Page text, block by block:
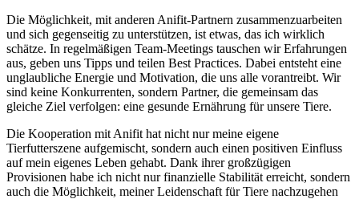
Die Möglichkeit, mit anderen Anifit-Partnern zusammenzuarbeiten
und sich gegenseitig zu unterstützen, ist etwas, das ich ‍wirklich
schätze. In regelmäßigen Team-Meetings tauschen wir Erfahrungen
aus, geben uns Tipps und teilen Best Practices. Dabei entsteht eine
unglaubliche Energie⁣ und Motivation, ‌die uns alle​ vorantreibt. Wir
sind⁢ keine Konkurrenten, sondern Partner, die gemeinsam das
gleiche Ziel verfolgen: eine gesunde Ernährung für unsere ⁤Tiere.
Die Kooperation mit Anifit⁢ hat nicht ‌nur meine‍ eigene
⁣Tierfutterszene aufgemischt,⁤ sondern auch einen positiven Einfluss
auf mein eigenes ‍Leben gehabt. Dank ihrer großzügigen
Provisionen habe ich nicht nur finanzielle ‌Stabilität erreicht, sondern
auch die Möglichkeit, meiner Leidenschaft für Tiere nachzugehen